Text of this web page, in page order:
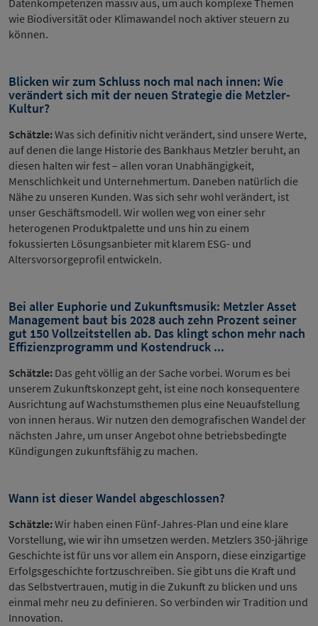
Datenkompetenzen massiv aus, um auch komplexe Themen
wie Biodiversität oder Klimawandel noch aktiver steuern zu
können.
Blicken wir zum Schluss noch mal nach innen: Wie
verändert sich mit der neuen Strategie die Metzler-
Kultur?
Schätzle:Was sich definitiv nicht verändert, sind unsere Werte,
auf denen die lange Historie des Bankhaus Metzler beruht, an
diesen halten wir fest – allen voran Unabhängigkeit,
Menschlichkeit und Unternehmertum. Daneben natürlich die
Nähe zu unseren Kunden. Was sich sehr wohl verändert, ist
unser Geschäftsmodell. Wir wollen weg von einer sehr
heterogenen Produktpalette und uns hin zu einem
fokussierten Lösungsanbieter mit klarem ESG- und
Altersvorsorgeprofil entwickeln.
Bei aller Euphorie und Zukunftsmusik: Metzler Asset
Management baut bis 2028 auch zehn Prozent seiner
gut 150 Vollzeitstellen ab. Das klingt schon mehr nach
Effizienzprogramm und Kostendruck ...
Schätzle: Das geht völlig an der Sache vorbei. Worum es bei
unserem Zukunftskonzept geht, ist eine noch konsequentere
Ausrichtung auf Wachstumsthemen plus eine Neuaufstellung
von innen heraus. Wir nutzen den demografischen Wandel der
nächsten Jahre, um unser Angebot ohne betriebsbedingte
Kündigungen zukunftsfähig zu machen.
Wann ist dieser Wandel abgeschlossen?
Schätzle:Wir haben einen Fünf-Jahres-Plan und eine klare
Vorstellung, wie wir ihn umsetzen werden. Metzlers 350-jährige
Geschichte ist für uns vor allem ein Ansporn, diese einzigartige
Erfolgsgeschichte fortzuschreiben. Sie gibt uns die Kraft und
das Selbstvertrauen, mutig in die Zukunft zu blicken und uns
einmal mehr neu zu definieren. So verbinden wir Tradition und
Innovation.